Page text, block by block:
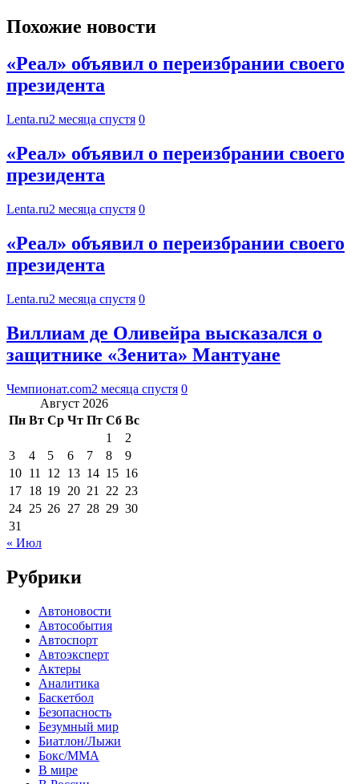
Похожие новости
«Реал» объявил о переизбрании своего
президента
Lenta.ru2 месяца спустя 0
«Реал» объявил о переизбрании своего
президента
Lenta.ru2 месяца спустя 0
«Реал» объявил о переизбрании своего
президента
Lenta.ru2 месяца спустя 0
Виллиам де Оливейра высказался о
защитнике «Зенита» Мантуане
Чемпионат.com2 месяца спустя 0
Август 2026
Пн Вт Ср Чт Пт Сб Вс
1
2
3
4 5 6 7 8
9
10 11 12 13 14 15 16
17 18 19 20 21 22 23
24 25 26 27 28 29 30
31
« Июл
Рубрики
Автоновости
Автособытия
Автоспорт
Автоэксперт
Актеры
Аналитика
Баскетбол
Безопасность
Безумный мир
Биатлон/Лыжи
Бокс/MMA
В мире